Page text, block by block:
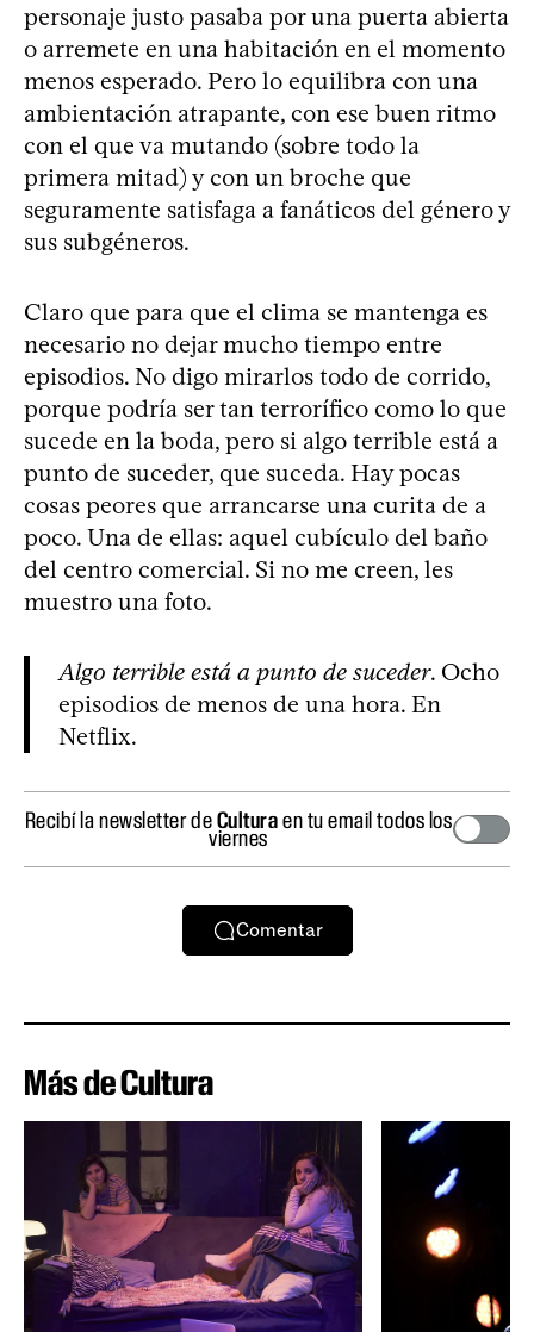
personaje justo pasaba por una puerta abierta
o arremete en una habitación en el momento
menos esperado. Pero lo equilibra con una
ambientación atrapante, con ese buen ritmo
con el que va mutando (sobre todo la
primera mitad) y con un broche que
seguramente satisfaga a fanáticos del género y
sus subgéneros.
Claro que para que el clima se mantenga es
necesario no dejar mucho tiempo entre
episodios. No digo mirarlos todo de corrido,
porque podría ser tan terrorífico como lo que
sucede en la boda, pero si algo terrible está a
punto de suceder, que suceda. Hay pocas
cosas peores que arrancarse una curita de a
poco. Una de ellas: aquel cubículo del baño
del centro comercial. Si no me creen, les
muestro una foto.
Algo terrible está a punto de suceder. Ocho
episodios de menos de una hora. En
Netflix.
Recibí la newsletter deCulturaen tu email todos los
viernes
Comentar
Más de Cultura